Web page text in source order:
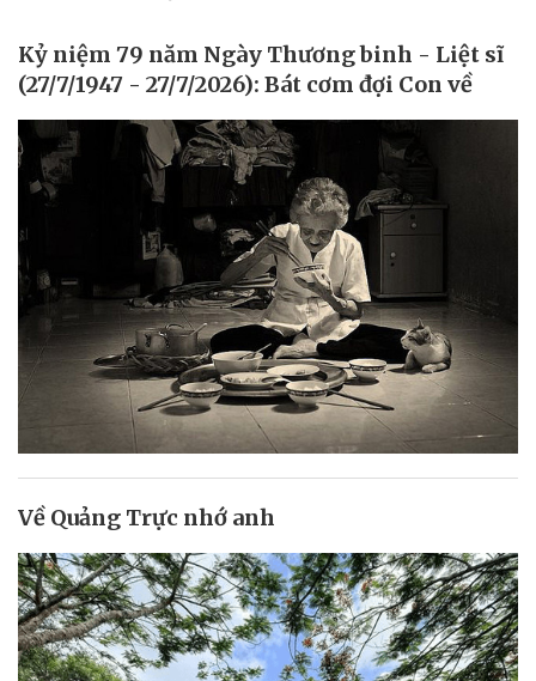
Kỷ niệm 79 năm Ngày Thương binh - Liệt sĩ
(27/7/1947 - 27/7/2026): Bát cơm đợi Con về
Về Quảng Trực nhớ anh